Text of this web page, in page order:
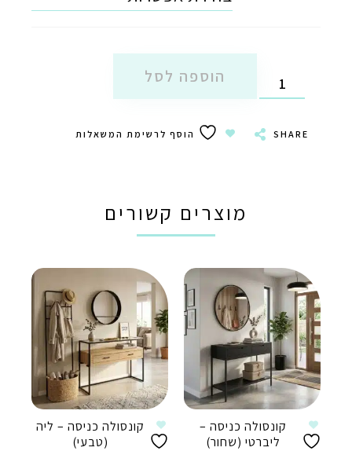
הוספה לסל
SHARE הוסף לרשימת המשאלות
מוצרים קשורים
קונסולה כניסה –
ליברטי (שחור)
קונסולה כניסה – ליה
(טבעי)